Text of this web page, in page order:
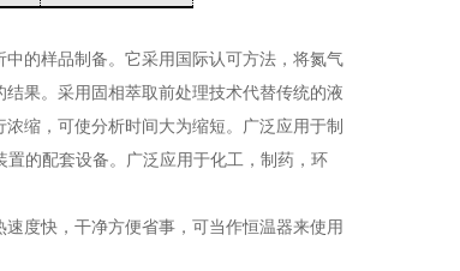
的样品制备。它采用国际认可方法，将氮气
果。采用固相萃取前处理技术代替传统的液
缩，可使分析时间大为缩短。广泛应用于制
的配套设备。广泛应用于化工，制药，环
度快，干净方便省事，可当作恒温器来使用